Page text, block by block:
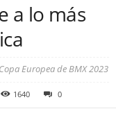
a lo más
Europea de BMX 2023
1640 0